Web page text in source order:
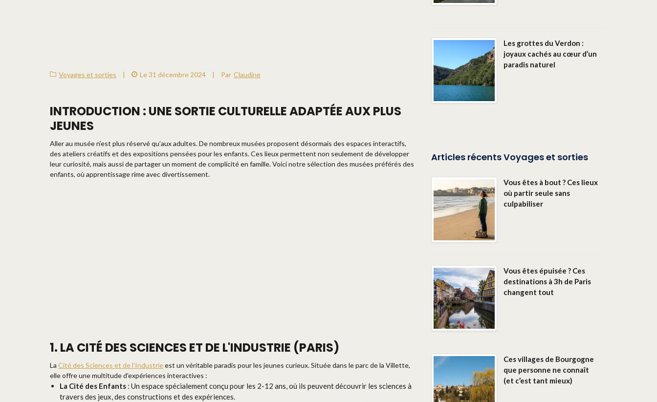
Voyages et sorties | Le 31 décembre 2024 | Par Claudine
INTRODUCTION : UNE SORTIE CULTURELLE ADAPTÉE AUX PLUS
JEUNES
Aller au musée n’est plus réservé qu’aux adultes. De nombreux musées proposent désormais des espaces interactifs,
des ateliers créatifs et des expositions pensées pour les enfants. Ces lieux permettent non seulement de développer
leur curiosité, mais aussi de partager un moment de complicité en famille. Voici notre sélection des musées préférés des
enfants, où apprentissage rime avec divertissement.
1. LA CITÉ DES SCIENCES ET DE L'INDUSTRIE (PARIS)
La Cité des Sciences et de l'Industrieest un véritable paradis pour les jeunes curieux. Située dans le parc de la Villette,
elle offre une multitude d’expériences interactives :
La Cité des Enfants : Un espace spécialement conçu pour les 2-12 ans, où ils peuvent découvrir les sciences à
travers des jeux, des constructions et des expériences.
Les grottes du Verdon :
joyaux cachés au cœur d’un
paradis naturel
Articles récents Voyages et sorties
Vous êtes à bout ? Ces lieux
où partir seule sans
culpabiliser
Vous êtes épuisée ? Ces
destinations à 3h de Paris
changent tout
Ces villages de Bourgogne
que personne ne connaît
(et c’est tant mieux)